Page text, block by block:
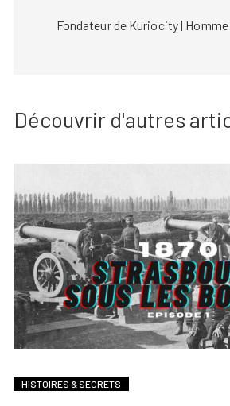
Fondateur de Kuriocity |
Découvrir d'autres
HISTOIRES & SECRETS